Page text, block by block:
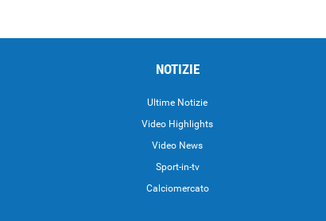
NOTIZIE
Ultime Notizie
Video Highlights
Video News
Sport-in-tv
Calciomercato